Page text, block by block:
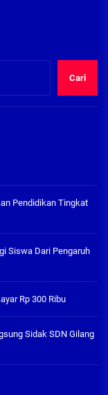
Cari
Pendidikan Tingkat
Siswa Dari Pengaruh
Rp 300 Ribu
Sidak SDN Gilang